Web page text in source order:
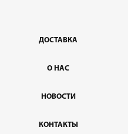
ДОСТАВКА
О НАС
НОВОСТИ
КОНТАКТЫ